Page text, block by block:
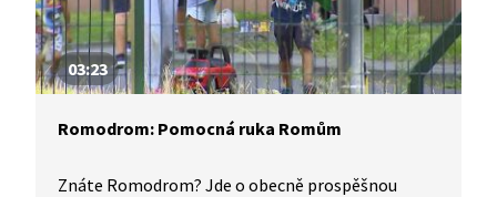
03:23
Romodrom: Pomocná ruka Romům
Znáte Romodrom? Jde o obecně prospěšnou